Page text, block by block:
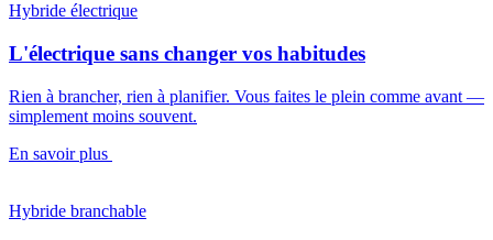
Hybride électrique
L'électrique sans changer vos habitudes
Rien à brancher, rien à planifier. Vous faites le plein comme avant —
simplement moins souvent.
En savoir plus
Hybride branchable